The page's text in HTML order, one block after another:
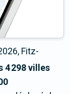
Fitz-
4 298 villes